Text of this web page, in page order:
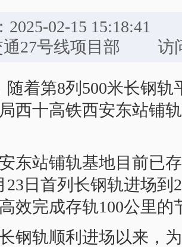
2025-02-15
通27号线项目部 访
随着第8列500米长钢
西十高铁西安东站铺
东站铺轨基地目前已
23日首列长钢轨进场到
效完成存轨100公里的
钢轨顺利进场以来，